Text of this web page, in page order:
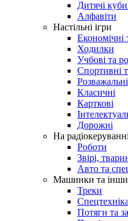
Дитячі
Алфавіти
Настільні ігри
Економічні
Ходилки
Учбові та
Спортивні
Розважальні
Класичні
Карткові
Дорожні
На радіокеруванні
Роботи
Звірі,
Авто та
Машинки та
Треки
Спецтехніка
Потяги та